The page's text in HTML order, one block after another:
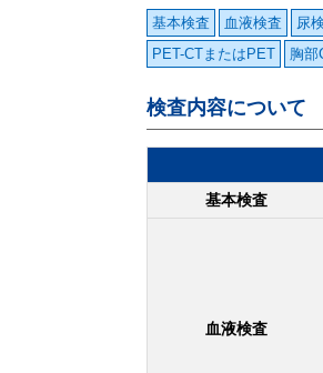
基本検査 血液検査 尿
PET-CTまたはPET
胸部
検査内容について
基本検査
血液検査